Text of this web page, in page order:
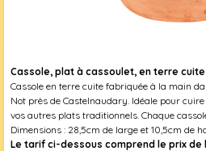
Cassole, plat à cassoulet, en terre
Cassole en terre cuite fabriquée à la main
Not près de Castelnaudary. Idéale pour
vos autres plats traditionnels. Chaque
Dimensions : 28,5cm de large et 10,5cm de
Le tarif ci-dessous comprend le prix de